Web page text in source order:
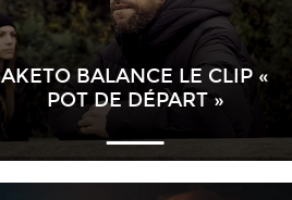
AKETO BALANCE LE CLIP «
POT DE DÉPART »